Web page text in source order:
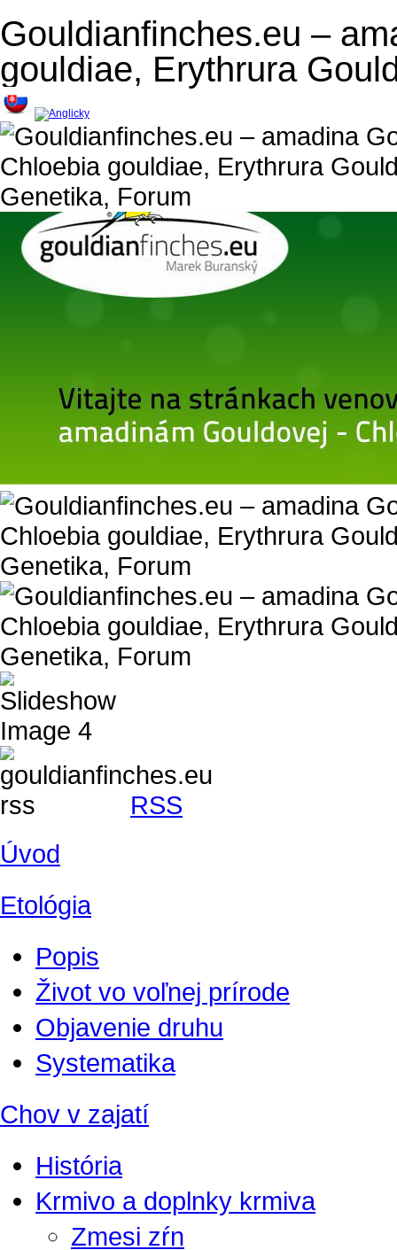
Gouldianfinches.eu –
gouldiae, Erythrura
RSS
Úvod
Etológia
Popis
Život vo voľnej prírode
Objavenie druhu
Systematika
Chov v zajatí
História
Krmivo a doplnky krmiva
Zmesi zŕn